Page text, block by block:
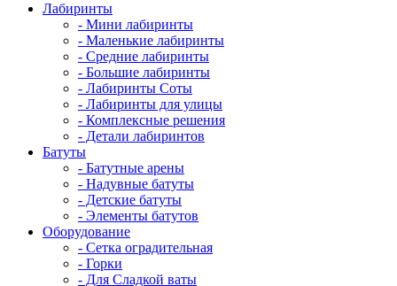
Лабиринты
- Мини лабиринты
- Маленькие лабиринты
- Средние лабиринты
- Большие лабиринты
- Лабиринты Соты
- Лабиринты для улицы
- Комплексные решения
- Детали лабиринтов
Батуты
- Батутные арены
- Надувные батуты
- Детские батуты
- Элементы батутов
Оборудование
- Сетка оградительная
- Горки
- Для Сладкой ваты